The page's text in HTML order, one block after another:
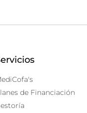
de Financiación